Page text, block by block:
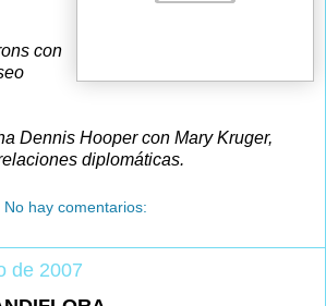
con
Dennis Hooper con Mary Kruger,
diplomáticas.
No hay comentarios:
de 2007